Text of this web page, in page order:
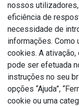
nossos utilizadores,
eficiência de
necessidade de
informações. Como
cookies. A
pode ser efetuada
instruções no seu
opções “Ajuda”,
cookie ou uma